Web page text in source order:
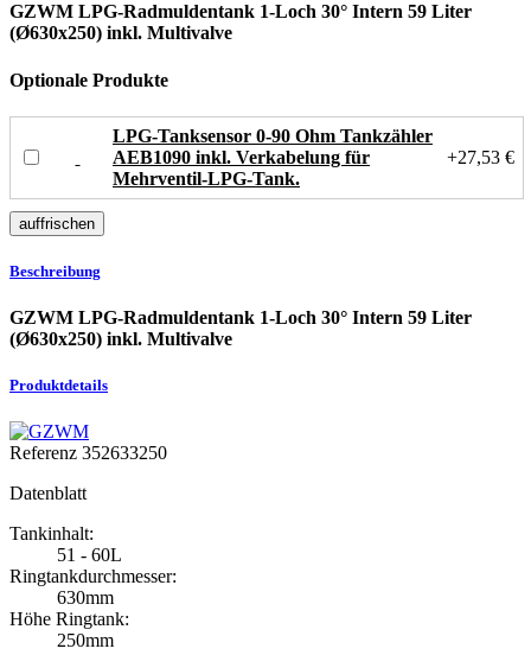
GZWM LPG-Radmuldentank 1-Loch 30° Intern 59 Liter
(Ø630x250) inkl. Multivalve
Optionale Produkte
LPG-Tanksensor 0-90 Ohm Tankzähler
AEB1090 inkl. Verkabelung für
Mehrventil-LPG-Tank.
+27,53 €
Beschreibung
GZWM LPG-Radmuldentank 1-Loch 30° Intern 59 Liter
(Ø630x250) inkl. Multivalve
Produktdetails
Referenz 352633250
Datenblatt
Tankinhalt:
51 - 60L
Ringtankdurchmesser:
630mm
Höhe Ringtank:
250mm